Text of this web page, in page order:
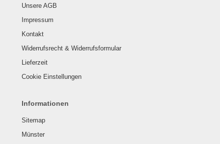
Unsere AGB
Impressum
Kontakt
Widerrufsrecht & Widerrufsformular
Lieferzeit
Cookie Einstellungen
Informationen
Sitemap
Münster